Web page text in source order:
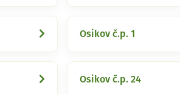
Osikov č.p. 1
Osikov č.p. 24